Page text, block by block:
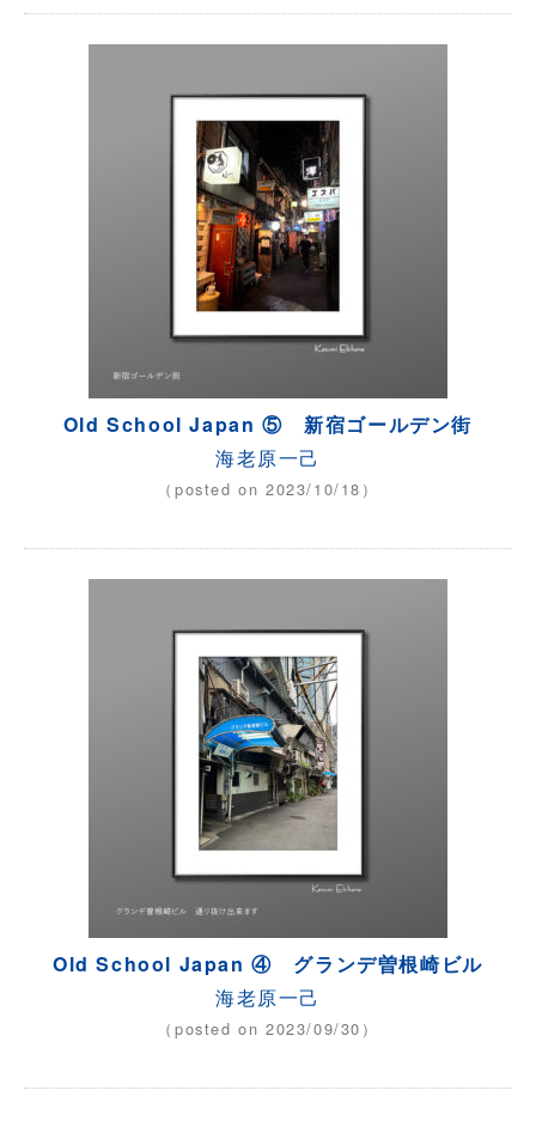
Old School Japan ⑤ 新宿ゴールデン街
海老原一己
（posted on 2023/10/18）
Old School Japan ④ グランデ曽根崎ビル
海老原一己
（posted on 2023/09/30）